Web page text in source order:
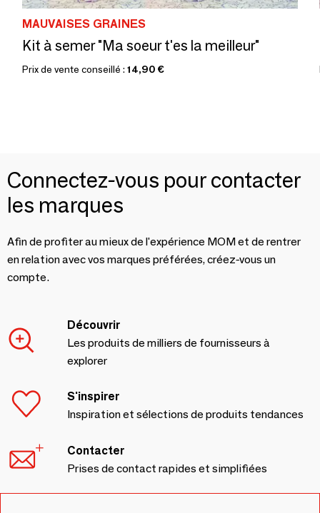
MAUVAISES GRAINES
Kit à semer "Ma soeur t'es la meilleur"
Prix de vente conseillé : 14,90 €
Connectez-vous pour contacter
les marques
Afin de profiter au mieux de l'expérience MOM et de rentrer
en relation avec vos marques préférées, créez-vous un
compte.
Découvrir
Les produits de milliers de fournisseurs à
explorer
S'inspirer
Inspiration et sélections de produits tendances
Contacter
Prises de contact rapides et simplifiées